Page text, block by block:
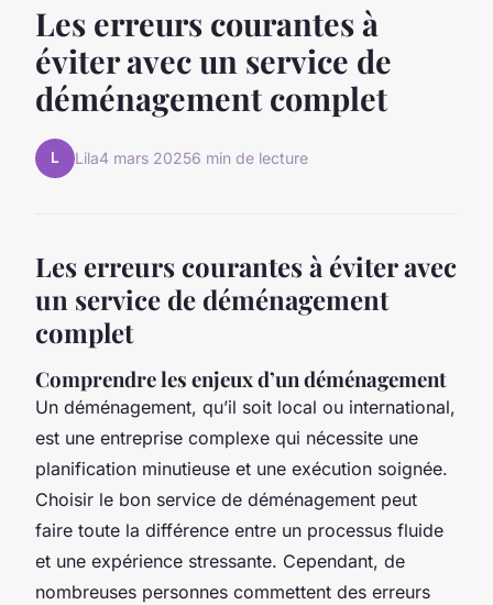
Les erreurs courantes à
éviter avec un service de
déménagement complet
L Lila4 mars 20256 min de lecture
Les erreurs courantes à éviter avec
un service de déménagement
complet
Comprendre les enjeux d’un déménagement
Un déménagement, qu’il soit local ou international,
est une entreprise complexe qui nécessite une
planification minutieuse et une exécution soignée.
Choisir le bon service de déménagement peut
faire toute la différence entre un processus fluide
et une expérience stressante. Cependant, de
nombreuses personnes commettent des erreurs